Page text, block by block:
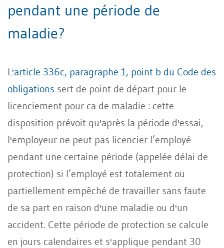
pendant une période de
maladie?
L'article 336c, paragraphe 1, point b du Code des
obligations sert de point de départ pour le
licenciement pour ca de maladie : cette
disposition prévoit qu'après la période d'essai,
l'employeur ne peut pas licencier l’employé
pendant une certaine période (appelée délai de
protection) si l’employé est totalement ou
partiellement empêché de travailler sans faute
de sa part en raison d'une maladie ou d'un
accident. Cette période de protection se calcule
en jours calendaires et s'applique pendant 30